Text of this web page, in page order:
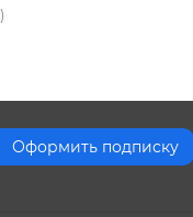
Оформить подписку